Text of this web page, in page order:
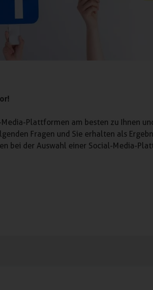
Plattformen am besten zu Ihnen
Fragen und Sie erhalten als
bei der Auswahl einer Social-Media-